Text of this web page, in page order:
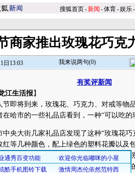
搜狐首页-新闻 -体育-娱乐-
商家推出玫瑰花巧克
日13:03 我来说两句(0)
有奖评新闻
江生活报】
将到来，玫瑰花、巧克力、对戒等物
在哈市的一些礼品店看到，一种“可以吃的
大街几家礼品店发现了这种“玫瑰花巧
红等几种颜色，配上绿色的塑料花瓣以及